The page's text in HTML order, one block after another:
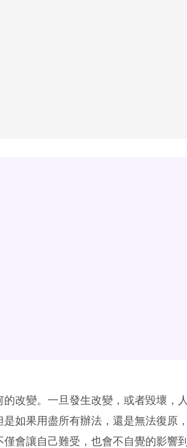
改變。一旦發生改變，或者毀壞，人
如果用盡所有辦法，還是無法復原，
會讓自己難受，也會不自覺的影響到